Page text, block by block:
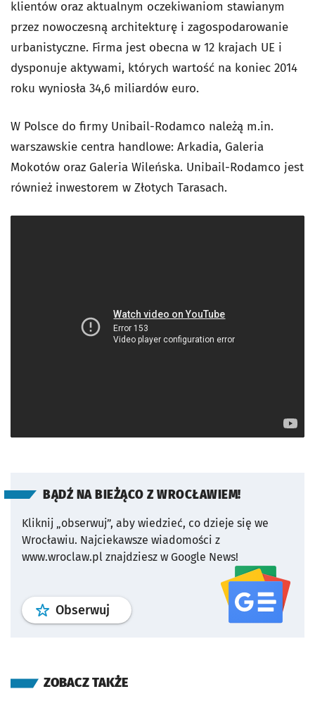
klientów oraz aktualnym oczekiwaniom stawianym
przez nowoczesną architekturę i zagospodarowanie
urbanistyczne. Firma jest obecna w 12 krajach UE i
dysponuje aktywami, których wartość na koniec 2014
roku wyniosła 34,6 miliardów euro.
W Polsce do firmy Unibail-Rodamco należą m.in.
warszawskie centra handlowe: Arkadia, Galeria
Mokotów oraz Galeria Wileńska. Unibail-Rodamco jest
również inwestorem w Złotych Tarasach.
BĄDŹ NA BIEŻĄCO Z WROCŁAWIEM!
Kliknij „obserwuj”, aby wiedzieć, co dzieje się we
Wrocławiu. Najciekawsze wiadomości z
www.wroclaw.pl znajdziesz w Google News!
Obserwuj profil serwisu
ZOBACZ TAKŻE